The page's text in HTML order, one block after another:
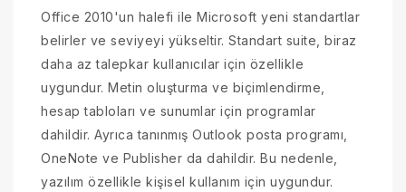
Office 2010'un halefi ile Microsoft yeni standartlar
belirler ve seviyeyi yükseltir. Standart suite, biraz
daha az talepkar kullanıcılar için özellikle
uygundur. Metin oluşturma ve biçimlendirme,
hesap tabloları ve sunumlar için programlar
dahildir. Ayrıca tanınmış Outlook posta programı,
OneNote ve Publisher da dahildir. Bu nedenle,
yazılım özellikle kişisel kullanım için uygundur.